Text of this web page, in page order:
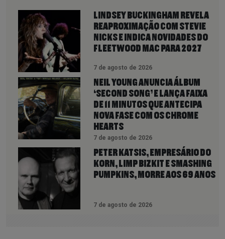
LINDSEY BUCKINGHAM REVELA
REAPROXIMAÇÃO COM STEVIE
NICKS E INDICA NOVIDADES DO
FLEETWOOD MAC PARA 2027
7 de agosto de 2026
NEIL YOUNG ANUNCIA ÁLBUM
‘SECOND SONG’ E LANÇA FAIXA
DE 11 MINUTOS QUE ANTECIPA
NOVA FASE COM OS CHROME
HEARTS
7 de agosto de 2026
PETER KATSIS, EMPRESÁRIO DO
KORN, LIMP BIZKIT E SMASHING
PUMPKINS, MORRE AOS 69 ANOS
7 de agosto de 2026